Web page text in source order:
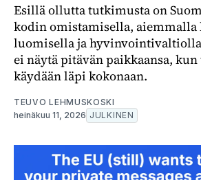
Esillä ollutta tutkimusta on
kodin omistamisella,
luomisella ja
ei näytä pitävän paikkaansa,
käydään läpi kokonaan.
TEUVO LEHMUSKOSKI
heinäkuu 11, 2026 JULKINEN